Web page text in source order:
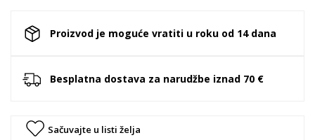
Proizvod je moguće vratiti u roku od 14 dana
Besplatna dostava za narudžbe iznad 70 €
Sačuvajte u listi želja